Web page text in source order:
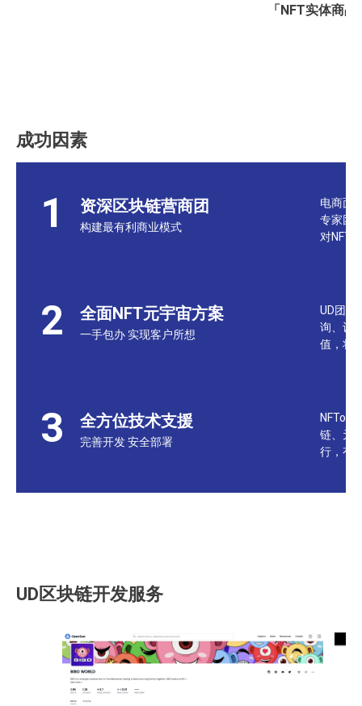
「NFT实体商
成功因素
1 资深区块链营商团
构建最有利商业模式
电商面
专家团
对NFT
2 全面NFT元宇宙方案
一手包办 实现客户所想
UD团
询、设
值，将
3 全方位技术支援
完善开发 安全部署
链、元
行，有
UD区块链开发服务